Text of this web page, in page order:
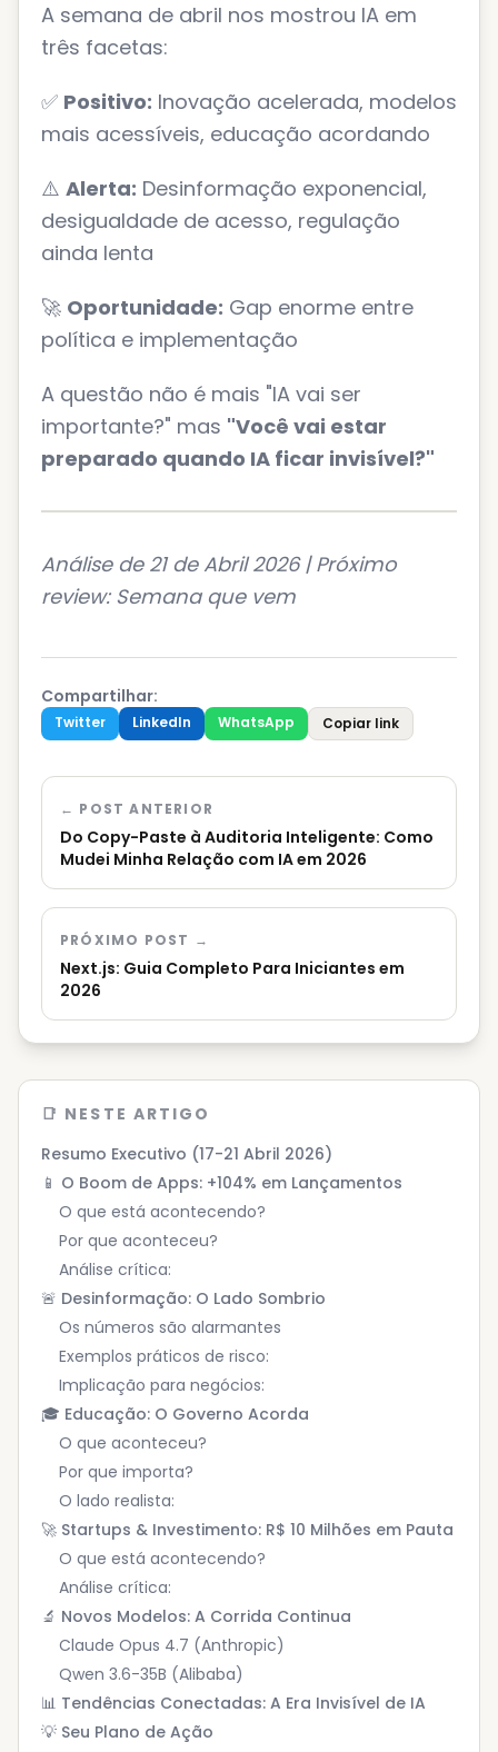
A semana de abril nos mostrou IA em
três facetas:
✅ Positivo: Inovação acelerada, modelos
mais acessíveis, educação acordando
⚠️ Alerta: Desinformação exponencial,
desigualdade de acesso, regulação
ainda lenta
🚀 Oportunidade: Gap enorme entre
política e implementação
A questão não é mais "IA vai ser
importante?" mas "Você vai estar
preparado quando IA ficar invisível?"
Análise de 21 de Abril 2026 | Próximo
review: Semana que vem
Compartilhar:
Twitter LinkedIn WhatsApp Copiar link
← POST ANTERIOR
Do Copy-Paste à Auditoria Inteligente: Como
Mudei Minha Relação com IA em 2026
PRÓXIMO POST →
Next.js: Guia Completo Para Iniciantes em
2026
📑 NESTE ARTIGO
Resumo Executivo (17-21 Abril 2026)
📱 O Boom de Apps: +104% em Lançamentos
O que está acontecendo?
Por que aconteceu?
Análise crítica:
🚨 Desinformação: O Lado Sombrio
Os números são alarmantes
Exemplos práticos de risco:
Implicação para negócios:
🎓 Educação: O Governo Acorda
O que aconteceu?
Por que importa?
O lado realista:
🚀 Startups & Investimento: R$ 10 Milhões em Pauta
O que está acontecendo?
Análise crítica:
🔬 Novos Modelos: A Corrida Continua
Claude Opus 4.7 (Anthropic)
Qwen 3.6-35B (Alibaba)
📊 Tendências Conectadas: A Era Invisível de IA
💡 Seu Plano de Ação